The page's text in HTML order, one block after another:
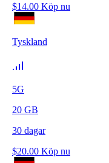
$14.00 Köp nu
Tyskland
5G
20 GB
30 dagar
$20.00 Köp nu